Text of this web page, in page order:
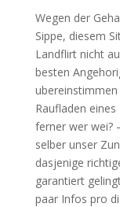
Wegen der
Sippe, diesem
Landflirt nicht
besten
Raufladen
ferner wer wei?
selber unser
dasjenige
garantiert
paar Infos pro